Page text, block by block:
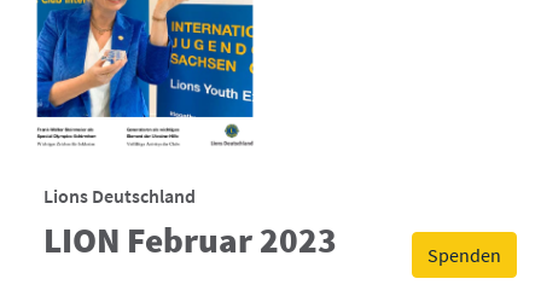
Spenden
Lions Deutschland
LION Februar 2023